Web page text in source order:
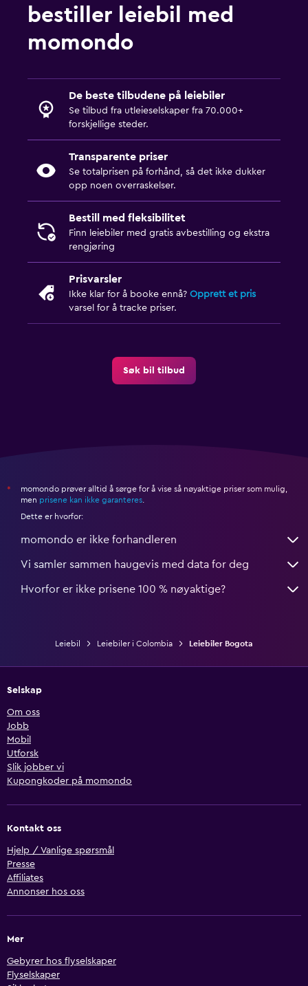
bestiller leiebil med
momondo
De beste tilbudene på leiebiler
Se tilbud fra utleieselskaper fra 70.000+
forskjellige steder.
Transparente priser
Se totalprisen på forhånd, så det ikke dukker
opp noen overraskelser.
Bestill med fleksibilitet
Finn leiebiler med gratis avbestilling og ekstra
rengjøring
Prisvarsler
Ikke klar for å booke ennå? Opprett et pris
varsel for å tracke priser.
Søk bil tilbud
*
momondo prøver alltid å sørge for å vise så nøyaktige priser som mulig,
men prisene kan ikke garanteres
Dette er hvorfor:
momondo er ikke forhandleren
Vi samler sammen haugevis med data for deg
Hvorfor er ikke prisene 100 % nøyaktige?
Leiebil Leiebiler i Colombia Leiebiler Bogota
Selskap
Om oss
Jobb
Mobil
Utforsk
Slik jobber vi
Kupongkoder på momondo
Kontakt oss
Hjelp / Vanlige spørsmål
Presse
Affiliates
Annonser hos oss
Mer
Gebyrer hos flyselskaper
Flyselskaper